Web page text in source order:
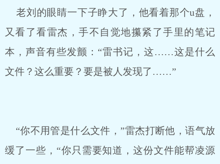
老刘的眼睛一下子睁大了，他看着那个u盘，
又看了看雷杰，手不自觉地攥紧了手里的笔记
本，声音有些发颤：“雷书记，这……这是什么
文件？这么重要？要是被人发现了……”
“你不用管是什么文件，”雷杰打断他，语气放
缓了一些，“你只需要知道，这份文件能帮凌源